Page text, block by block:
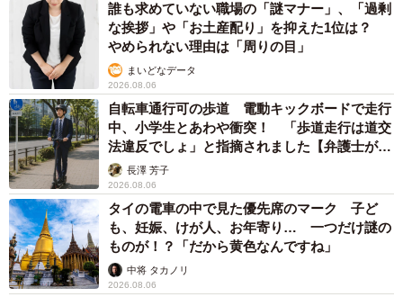
「あの日から、毎日散歩帰りを伝えてくるようになった」という、もも
誰も求めていない職場の「謎マナー」、「過剰
な挨拶」や「お土産配り」を抑えた1位は？
やめられない理由は「周りの目」
まいどなデータ
2026.08.06
自転車通行可の歩道 電動キックボードで走行
中、小学生とあわや衝突！ 「歩道走行は道交
法違反でしょ」と指摘されました【弁護士が解
説】長澤 芳子
2026.08.06
タイの電車の中で見た優先席のマーク 子ど
も、妊娠、けが人、お年寄り… 一つだけ謎の
ものが！？「だから黄色なんですね」
中将 タカノリ
2026.08.06